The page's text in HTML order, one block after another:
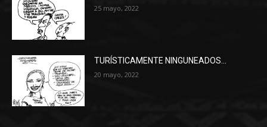
25 mayo, 2022
TURÍSTICAMENTE NINGUNEADOS…
20 mayo, 2022